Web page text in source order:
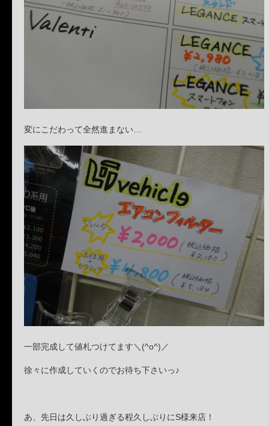
変にこだわって全然進まない…
一部完成して値札つけてます＼(^o^)／
徐々に作成していくのでお待ち下さいっ♪
あ、先日は久しぶり過ぎる程久しぶりにS様来店！